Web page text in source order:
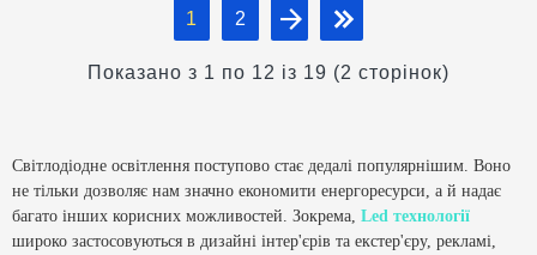
Світлодіодне освітлення поступово стає дедалі популярнішим. Воно
не тільки дозволяє нам значно економити енергоресурси, а й надає
багато інших корисних можливостей. Зокрема, Led технології
широко застосовуються в дизайні інтер'єрів та екстер'єру, рекламі,
1 2
Показано з 1 по 12 із 19 (2 сторінок)